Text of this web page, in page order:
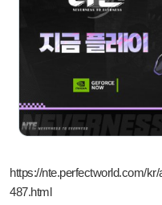
https://nte.perfectworld.com/
487.html